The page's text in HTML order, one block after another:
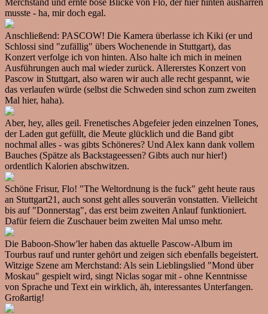
musste - ha, mir doch egal.
Anschließend: PASCOW! Die Kamera überlasse ich Kiki (er und
Schlossi sind "zufällig" übers Wochenende in Stuttgart), das
Konzert verfolge ich von hinten. Also halte ich mich in meinen
Ausführungen auch mal wieder zurück. Allererstes Konzert von
Pascow in Stuttgart, also waren wir auch alle recht gespannt, wie
das verlaufen würde (selbst die Schweden sind schon zum zweiten
Mal hier, haha).
Aber, hey, alles geil. Frenetisches Abgefeier jeden einzelnen Tones,
der Laden gut gefüllt, die Meute glücklich und die Band gibt
nochmal alles - was gibts Schöneres? Und Alex kann dank vollem
Bauches (Spätze als Backstageessen? Gibts auch nur hier!)
ordentlich Kalorien abschwitzen.
Schöne Frisur, Flo! "The Weltordnung is the fuck" geht heute raus
an Stuttgart21, auch sonst geht alles souverän vonstatten. Vielleicht
bis auf "Donnerstag", das erst beim zweiten Anlauf funktioniert.
Dafür feiern die Zuschauer beim zweiten Mal umso mehr.
Die Baboon-Show'ler haben das aktuelle Pascow-Album im
Tourbus rauf und runter gehört und zeigen sich ebenfalls begeistert.
Witzige Szene am Merchstand: Als sein Lieblingslied "Mond über
Moskau" gespielt wird, singt Niclas sogar mit - ohne Kenntnisse
von Sprache und Text ein wirklich, äh, interessantes Unterfangen.
Großartig!